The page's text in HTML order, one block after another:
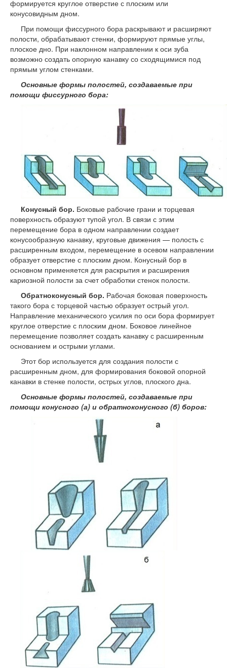
формируется круглое отверстие с плоским или
конусовидным дном.
При помощи фиссурного бора раскрывают и расширяют
полости, обрабатывают стенки, формируют прямые углы,
плоское дно. При наклонном направлении к оси зуба
возможно создать опорную канавку со сходящимися под
прямым углом стенками.
Основные формы полостей, создаваемые при
помощи фиссурного бора:
Конусный бор. Боковые рабочие грани и торцевая
поверхность образуют тупой угол. В связи с этим
перемещение бора в одном направлении создает
конусообразную канавку, круговые движения — полость с
расширенным входом, перемещение в осевом направлении
образует отверстие с плоским дном. Конусный бор в
основном применяется для раскрытия и расширения
кариозной полости за счет обработки стенок полости.
Обратноконусный бор. Рабочая боковая поверхность
такого бора с торцевой частью образует острый угол.
Направление механического усилия по оси бора формирует
круглое отверстие с плоским дном. Боковое линейное
перемещение позволяет создать канавку с расширенным
основанием и острыми углами.
Этот бор используется для создания полости с
расширенным дном, для формирования боковой опорной
канавки в стенке полости, острых углов, плоского дна.
Основные формы полостей, создаваемые при
помощи конусного (а) и обратноконусного (б) боров: